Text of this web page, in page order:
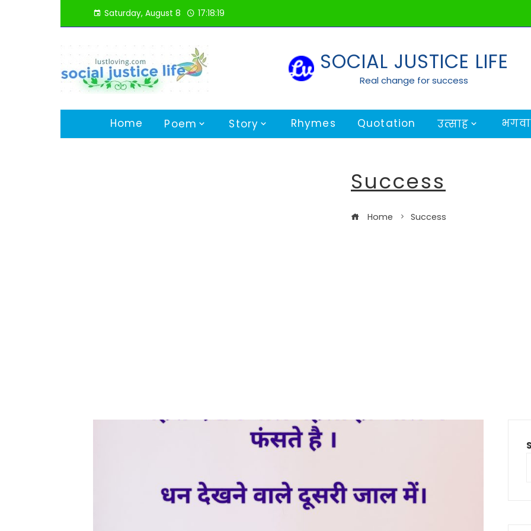
Saturday, August 8 17:18:20
SOCIAL JUSTICE LIFE
Real change for success
Home Poem Story Rhymes Quotation उत्साह
Success
Home Success